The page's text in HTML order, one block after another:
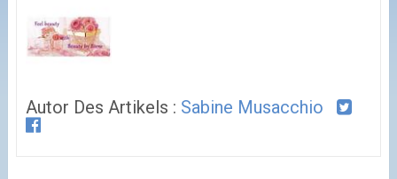
Autor Des Artikels : Sabine Musacchio